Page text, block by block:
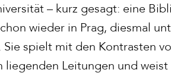
– kurz gesagt: eine
wieder in Prag, diesmal
spielt mit den Kontrasten
Leitungen und